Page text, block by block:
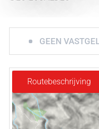
GEEN
Routebeschrijving